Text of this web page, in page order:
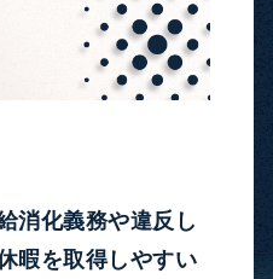
消化義務や違反し
暇を取得しやすい